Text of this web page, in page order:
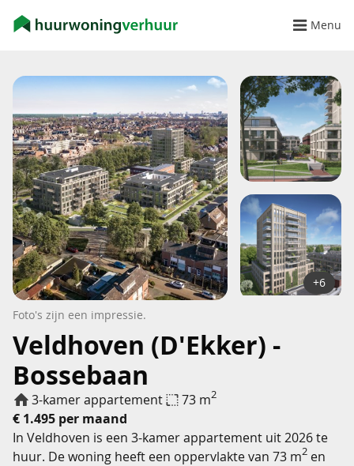
Menu
Veldhoven (D'Ekker) -
Bossebaan
3-kamer appartement 73 m2
€ 1.495 per maand
+6
Foto's zijn een impressie.
In Veldhoven is een 3-kamer appartement uit 2026 te
huur. De woning heeft een oppervlakte van 73 m2 en